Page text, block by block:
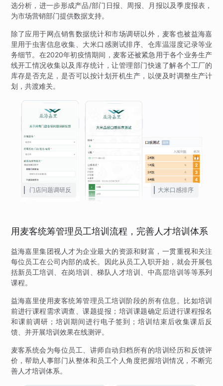
选分析，进一步形成产品/部门日报、周报、月报以及季度报表，
为市场营销部门提供数据支持。
除了应用于网点销售数据统计和市场调研以外，麦客也被益海嘉
里用于虫害信息收集、大米口感测试排序、仓库温湿度记录等业
务细节。在2020年初疫情期间，麦客还被紧急用于各个业务生产
线开工情况收集以及库存统计，让管理部门快速了解各个工厂的
库存是否充足，是否可以按计划开机生产，以便及时调整生产计
划，共渡难关。
门店问题调研反
大米口感排序
用麦客统筹管理员工培训流程，完善人才培训体系
益海嘉里集团视人才为企业最大的资源和财富，一贯重视和关注
每位员工在公司内部的成长。因此从员工入职开始，就会开展包
括新员工培训、在岗培训、梯队人才培训、中高层培训等等系列
课程。
益海嘉里使用麦客统筹管理员工培训阶段的所有信息。比如培训
前进行课程需求调查、课题提报；培训课题确定后进行课程报名
和课前调研；培训期间进行电子签到；培训结束后收集课后反
馈、并开展培训效果在线测评。
麦客系统会为每位员工、讲师自动归档所有的培训经历和反馈评
价，帮助人事部门从整体和员工个人角度把握培训情况，不断完
善人才培训体系。